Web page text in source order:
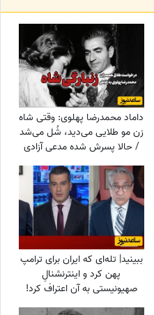
داماد محمدرضا پهلوی: وقتی شاه
زن مو طلایی می‌دید، شُل می‌شد
/ حالا پسرش شده مدعی آزادی
زنان!!!
ببینید| تله‌ای که ایران برای ترامپ
پهن کرد و اینترنشنالِ
صهیونیستی به آن اعتراف کرد!